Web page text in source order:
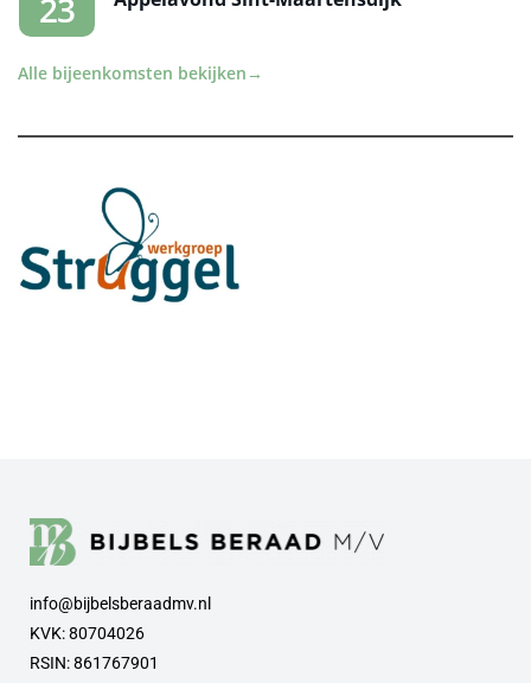
23
Alle bijeenkomsten bekijken →
info@bijbelsberaadmv.nl
KVK: 80704026
RSIN: 861767901